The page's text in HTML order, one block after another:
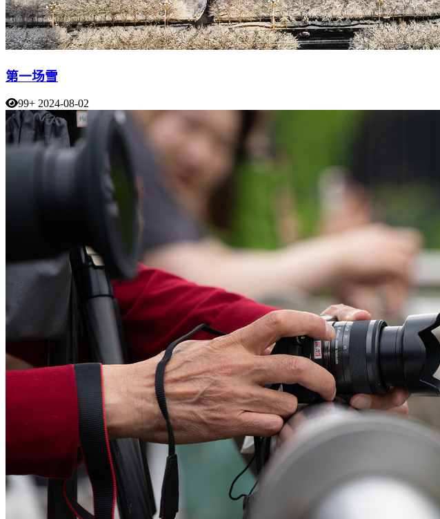
第一场雪
99+ 2024-08-02